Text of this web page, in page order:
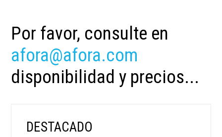
Por favor, consulte en
afora@afora.com
disponibilidad y precios...
DESTACADO